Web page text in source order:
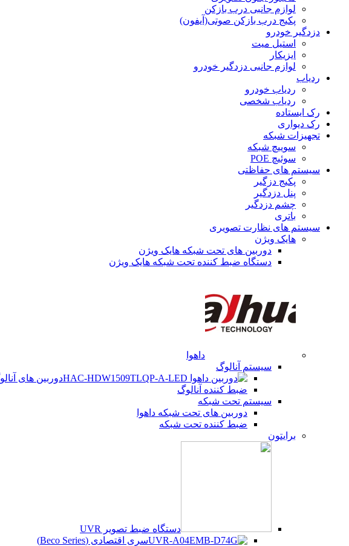
لوازم جانبی درب بازکن
پکیج درب بازکن صوتی(آیفون)
دزدگیر خودرو
استیل میت
ایزیکار
لوازم جانبی دزدگیر خودرو
ردیاب
ردیاب خودرو
ردیاب شخصی
رک ایستاده
رک دیواری
تجهیزات شبکه
سوییچ شبکه
سوئیچ POE
سیستم های حفاظتی
پکیج دزگیر
پنل دزدگیر
چشم دزدگیر
باتری
سیستم های نظارت تصویری
هایک ویژن
دوربین های تحت شبکه هایک ویژن
دستگاه ضبط کننده تحت شبکه هایک ویژن
داهوا
سیستم آنالوگ
دوربین های
ضبط کننده آنالوگ
سیستم تحت شبکه
دوربین های تحت شبکه داهوا
ضبط کننده تحت شبکه
برایتون
دستگاه ضبط تصویر UVR
سری اقتصادی (Beco Series)